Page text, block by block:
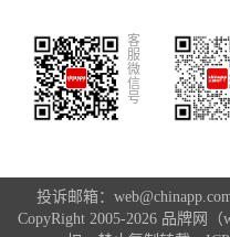
加盟
分析新
场需求
开一家
好的选
客
服
微
信
号
投诉邮箱：
CopyRight 2005-2026 品牌网